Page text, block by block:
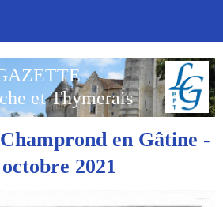
et Thymerais
en Gâtine -
2021